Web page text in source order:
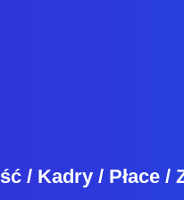
/ Kadry / Płace /